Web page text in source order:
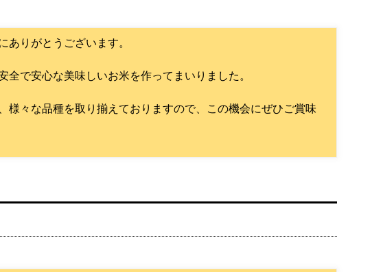
ありがとうございます。
で安心な美味しいお米を作ってまいりました。
様々な品種を取り揃えておりますので、この機会にぜひご賞味